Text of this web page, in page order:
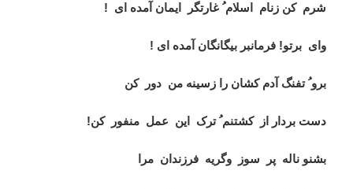
شرم کن زنام اسلام ُ غارتگر ایمان آمده ای !
وای برتو! فرمانبر بیگانگان آمده ای !
برو ُ تفنگ آدم کشان را زسینه من دور کن
دست بردار از کشتنم ُ ترک این عمل منفور کن!
بشنو ناله پر سوز وگریه فرزندان مرا